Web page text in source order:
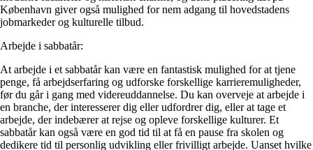
København giver også mulighed for nem adgang til hovedstadens
jobmarkeder og kulturelle tilbud.
Arbejde i sabbatår:
At arbejde i et sabbatår kan være en fantastisk mulighed for at tjene
penge, få arbejdserfaring og udforske forskellige karrieremuligheder,
før du går i gang med videreuddannelse. Du kan overveje at arbejde i
en branche, der interesserer dig eller udfordrer dig, eller at tage et
arbejde, der indebærer at rejse og opleve forskellige kulturer. Et
sabbatår kan også være en god tid til at få en pause fra skolen og
dedikere tid til personlig udvikling eller frivilligt arbejde. Uanset hvilke